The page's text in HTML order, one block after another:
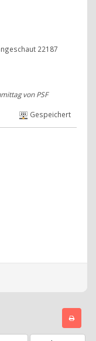
22187
von PSF
Gespeichert